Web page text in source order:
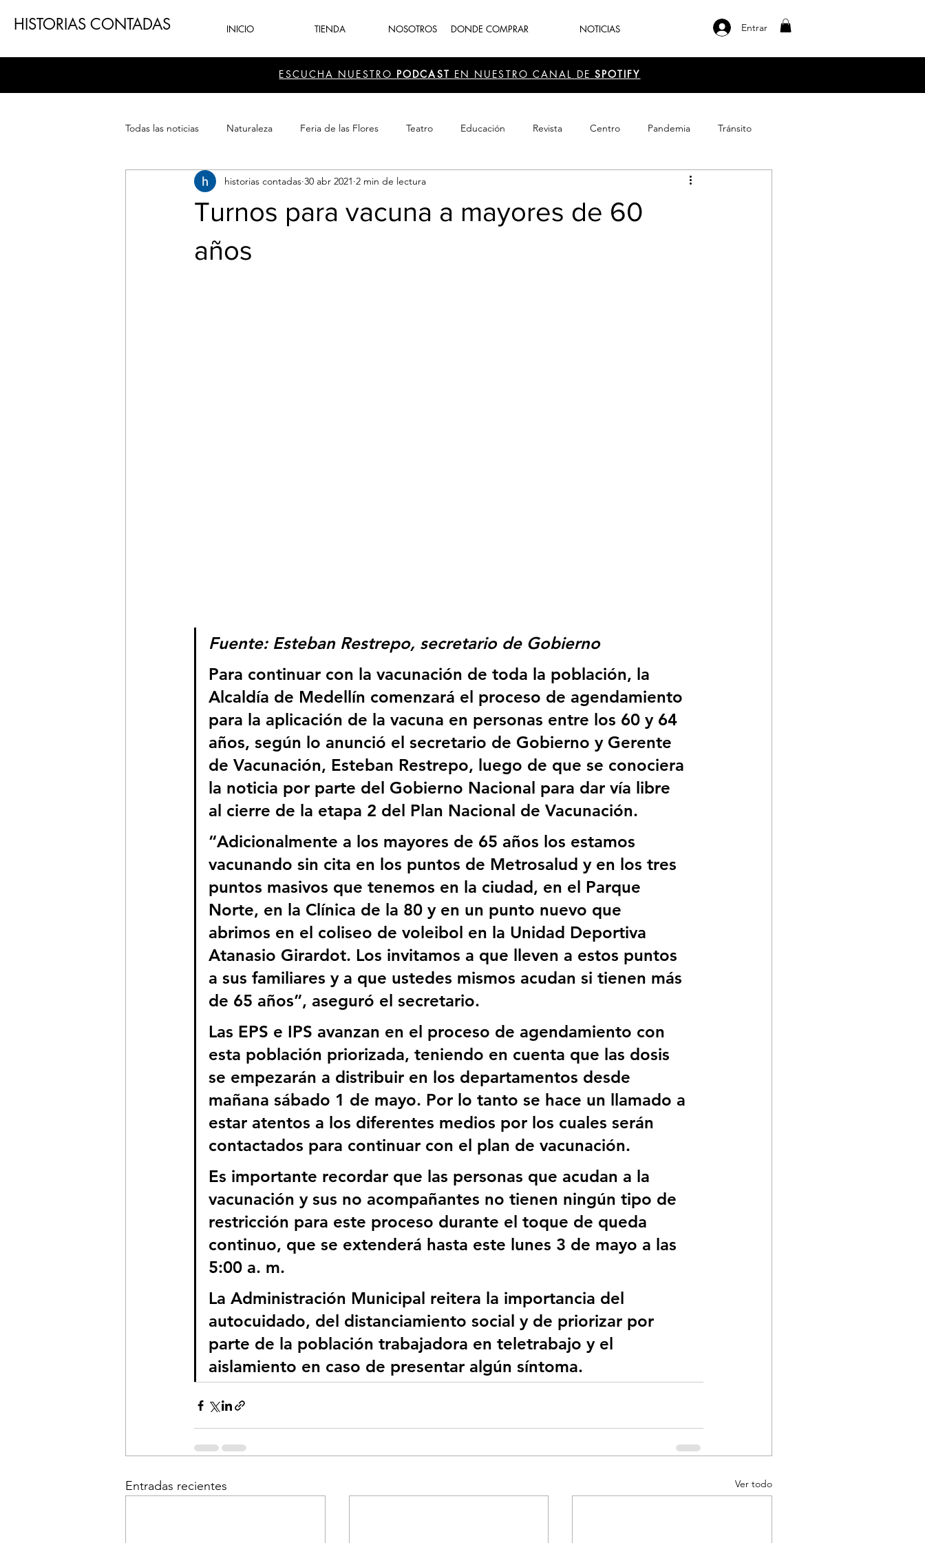
HISTORIAS CONTADAS INICIO TIENDA NOSOTROS DONDE COMPRAR NOTICIAS Entrar
ESCUCHA NUESTRO PODCAST EN NUESTRO CANAL DE SPOTIFY
Todas las noticias Naturaleza Feria de las Flores Teatro Educación Revista Centro Pandemia Tránsito
Patrimonio Sector Cultura Recreación Emprendimiento
Turnos para vacuna a mayores de 60
años
historias contadas 30 abr 2021 2 min de lectura
Fuente: Esteban Restrepo, secretario de Gobierno
Para continuar con la vacunación de toda la población, la
Alcaldía de Medellín comenzará el proceso de agendamiento
para la aplicación de la vacuna en personas entre los 60 y 64
años, según lo anunció el secretario de Gobierno y Gerente
de Vacunación, Esteban Restrepo, luego de que se conociera
la noticia por parte del Gobierno Nacional para dar vía libre
al cierre de la etapa 2 del Plan Nacional de Vacunación.
“Adicionalmente a los mayores de 65 años los estamos
vacunando sin cita en los puntos de Metrosalud y en los tres
puntos masivos que tenemos en la ciudad, en el Parque
Norte, en la Clínica de la 80 y en un punto nuevo que
abrimos en el coliseo de voleibol en la Unidad Deportiva
Atanasio Girardot. Los invitamos a que lleven a estos puntos
a sus familiares y a que ustedes mismos acudan si tienen más
de 65 años”, aseguró el secretario.
Las EPS e IPS avanzan en el proceso de agendamiento con
esta población priorizada, teniendo en cuenta que las dosis
se empezarán a distribuir en los departamentos desde
mañana sábado 1 de mayo. Por lo tanto se hace un llamado a
estar atentos a los diferentes medios por los cuales serán
contactados para continuar con el plan de vacunación.
Es importante recordar que las personas que acudan a la
vacunación y sus no acompañantes no tienen ningún tipo de
restricción para este proceso durante el toque de queda
continuo, que se extenderá hasta este lunes 3 de mayo a las
5:00 a. m.
La Administración Municipal reitera la importancia del
autocuidado, del distanciamiento social y de priorizar por
parte de la población trabajadora en teletrabajo y el
aislamiento en caso de presentar algún síntoma.
Entradas recientes Ver todo